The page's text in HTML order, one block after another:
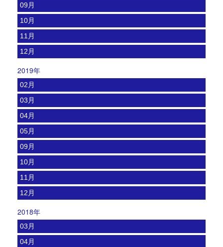
09月
10月
11月
12月
2019年
02月
03月
04月
05月
09月
10月
11月
12月
2018年
03月
04月